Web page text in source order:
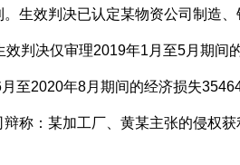
生效判决已认定某物资公司制造
效判决仅审理2019年1月至5月期间
至2020年8月期间的经济损失
：某加工厂、黄某主张的侵权获